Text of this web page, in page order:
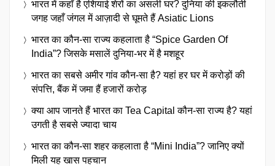
भारत में कहाँ है एशियाई शेरों का असली घर? दुनिया की इकलौती
जगह जहाँ जंगल में आज़ादी से घूमते हैं Asiatic Lions
भारत का कौन-सा राज्य कहलाता है “Spice Garden Of
India”? जिसके मसालें दुनिया-भर में है मशहूर
भारत का सबसे अमीर गांव कौन-सा है? यहां हर घर में करोड़ों की
संपत्ति, बैंक में जमा हैं हजारों करोड़
क्या आप जानते हैं भारत का Tea Capital कौन-सा राज्य है? यहां
उगती है सबसे ज्यादा चाय
भारत का कौन-सा शहर कहलाता है “Mini India”? जानिए क्यों
मिली यह खास पहचान